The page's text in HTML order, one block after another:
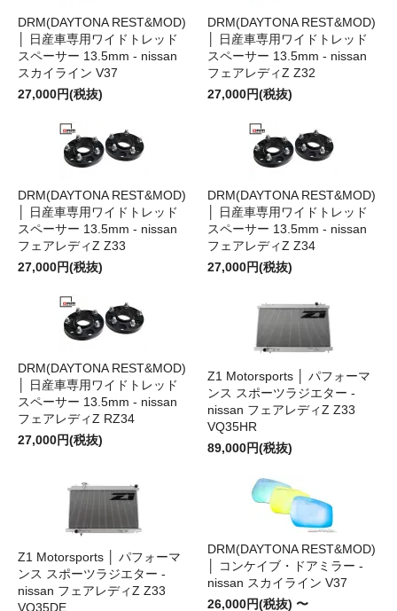
DRM(DAYTONA REST&MOD)
│ 日産車専用ワイドトレッド
スペーサー 13.5mm - nissan
スカイライン V37
27,000円(税抜)
DRM(DAYTONA REST&MOD)
│ 日産車専用ワイドトレッド
スペーサー 13.5mm - nissan
フェアレディZ Z32
27,000円(税抜)
DRM(DAYTONA REST&MOD)
│ 日産車専用ワイドトレッド
スペーサー 13.5mm - nissan
フェアレディZ Z33
27,000円(税抜)
DRM(DAYTONA REST&MOD)
│ 日産車専用ワイドトレッド
スペーサー 13.5mm - nissan
フェアレディZ Z34
27,000円(税抜)
DRM(DAYTONA REST&MOD)
│ 日産車専用ワイドトレッド
スペーサー 13.5mm - nissan
フェアレディZ RZ34
27,000円(税抜)
Z1 Motorsports │ パフォーマ
ンス スポーツラジエター -
nissan フェアレディZ Z33
VQ35HR
89,000円(税抜)
Z1 Motorsports │ パフォーマ
ンス スポーツラジエター -
nissan フェアレディZ Z33
VQ35DE
DRM(DAYTONA REST&MOD)
│ コンケイブ・ドアミラー -
nissan スカイライン V37
26,000円(税抜) 〜